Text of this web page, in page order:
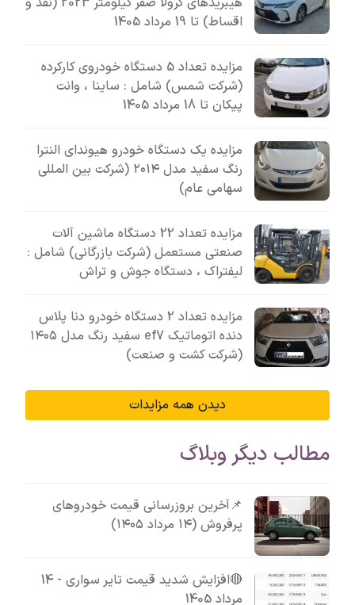
اقساط) تا 19 مرداد 1405
مزایده تعداد 5 دستگاه خودروی کارکرده
(شرکت شمس) شامل : ساینا ، وانت
پیکان تا 18 مرداد 1405
مزایده یک دستگاه خودرو هیوندای النترا
رنگ سفید مدل ۲۰۱۴ (شرکت بین المللی
سهامی عام)
مزایده تعداد 22 دستگاه ماشین آلات
صنعتی مستعمل (شرکت بازرگانی) شامل :
لیفتراک ، دستگاه جوش و تراش
مزایده تعداد 2 دستگاه خودرو دنا پلاس
دنده اتوماتیک ef7 سفید رنگ مدل ۱۴۰۵
(شرکت کشت و صنعت)
دیدن همه مزایدات
مطالب دیگر وبلاگ
📌آخرین بروزرسانی قیمت خودروهای
پرفروش (۱۴ مرداد ۱۴۰۵)
🔴افزایش شدید قیمت تایر سواری - 14
مرداد 1405